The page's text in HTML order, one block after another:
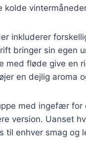
kolde
inkluderer
bringer sin egen
med fløde give en
en dejlig aroma
med ingefær for
version. Uanset
til enhver smag og